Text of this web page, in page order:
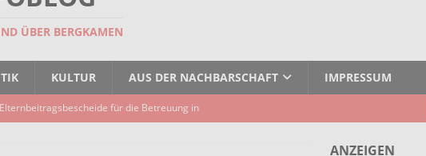
ÜBER BERGKAMEN
KULTUR AUS DER NACHBARSCHAFT IMPRESSUM
für die Betreuung in
ANZEIGEN